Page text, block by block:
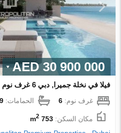
30 900 000 AED
فيلا في نخلة جميرا, دبي 6 غرف نوم , 753 م² رقم 8799
غرف نوم:6 الحمامات:9
مكان السكن:753 m
2